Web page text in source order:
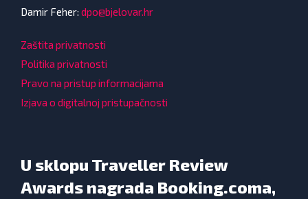
Damir Feher: dpo@bjelovar.hr
Zaštita privatnosti
Politika privatnosti
Pravo na pristup informacijama
Izjava o digitalnoj pristupačnosti
U sklopu Traveller Review
Awards nagrada Booking.coma,